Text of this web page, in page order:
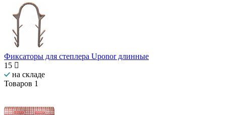
Фиксаторы для степлера Uponor длинные
15
на складе
Товаров 1